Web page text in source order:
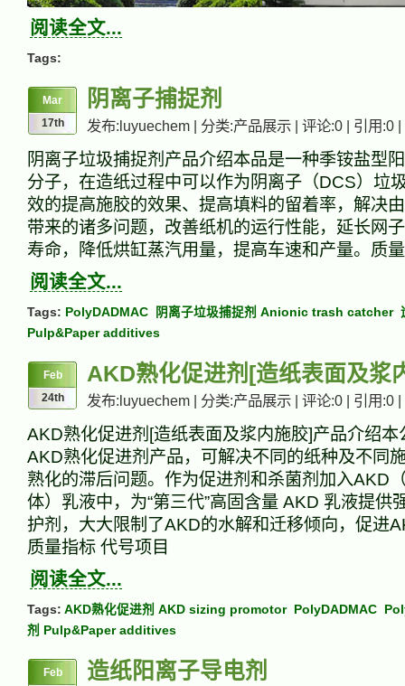
阅读全文...
Tags:
Mar
17th
阴离子捕捉剂
发布:luyuechem | 分类:产品展示 | 评论:0 | 引用:0 |
阴离子垃圾捕捉剂产品介绍本品是一种季铵盐型
分子，在造纸过程中可以作为阴离子（DCS）垃
效的提高施胶的效果、提高填料的留着率，解决
带来的诸多问题，改善纸机的运行性能，延长网
寿命，降低烘缸蒸汽用量，提高车速和产量
阅读全文...
Tags: PolyDADMAC 阴离子垃圾捕捉剂 Anionic trash catcher
Pulp&Paper additives
Feb
24th
AKD熟化促进剂[造纸表面及浆
发布:luyuechem | 分类:产品展示 | 评论:0 | 引用:0 |
AKD熟化促进剂[造纸表面及浆内施胶]产品介绍本
AKD熟化促进剂产品，可解决不同的纸种及不同
熟化的滞后问题。作为促进剂和杀菌剂加入AKD
体）乳液中，为“第三代”高固含量 AKD 乳液提供
护剂，大大限制了AKD的水解和迁移倾向，促进
质量指标 代号项目
阅读全文...
Tags: AKD熟化促进剂 AKD sizing promotor PolyDADMAC
剂 Pulp&Paper additives
Feb
造纸阳离子导电剂